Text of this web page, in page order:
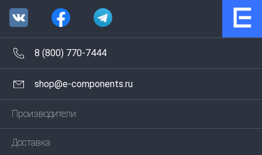
8 (800) 770-7444
shop@e-components.ru
Производители
Доставка